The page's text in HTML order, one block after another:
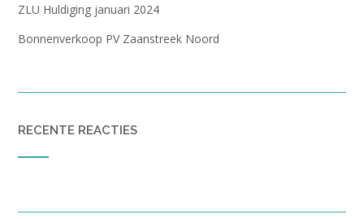
ZLU Huldiging januari 2024
Bonnenverkoop PV Zaanstreek Noord
RECENTE REACTIES